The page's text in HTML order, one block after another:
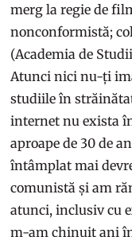
merg la regie de
nonconformistă;
(Academia de
Atunci nici nu-ți
studiile în
internet nu exista
aproape de 30 de
întâmplat mai
comunistă și am
atunci, inclusiv cu
m-am chinuit ani